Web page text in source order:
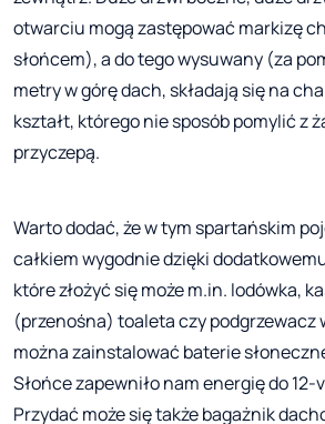
otwarciu mogą zastępować markizę
słońcem), a do tego wysuwany (za
metry w górę dach, składają się na
kształt, którego nie sposób pomylić z
przyczepą.
Warto dodać, że w tym spartańskim
całkiem wygodnie dzięki
które złożyć się może m.in. lodówka,
(przenośna) toaleta czy podgrzewacz
można zainstalować baterie
Słońce zapewniło nam energię do
Przydać może się także bagażnik